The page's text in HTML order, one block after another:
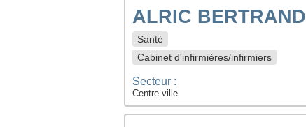
ALRIC BERTRAND
Santé
Cabinet d'infirmières/infirmiers
Secteur :
Centre-ville